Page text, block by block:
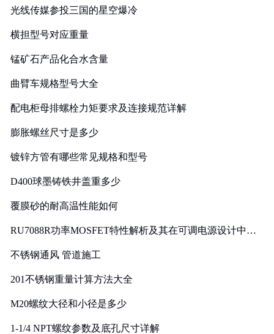
光线传媒参投三国的星空爆冷
横担型号对应重量
锰矿石产品化合水含量
曲臂车规格型号大全
配电柜母排螺栓力矩要求及连接规范详解
膨胀螺丝尺寸是多少
镀锌方管有哪些常见规格和型号
D400球墨铸铁井盖重多少
覆膜砂的耐高温性能如何
RU7088R功率MOSFET特性解析及其在可调电源设计中的
不锈钢通风 管道施工
201不锈钢重量计算方法大全
M20螺纹大径和小径是多少
1-1/4 NPT螺纹参数及底孔尺寸详解